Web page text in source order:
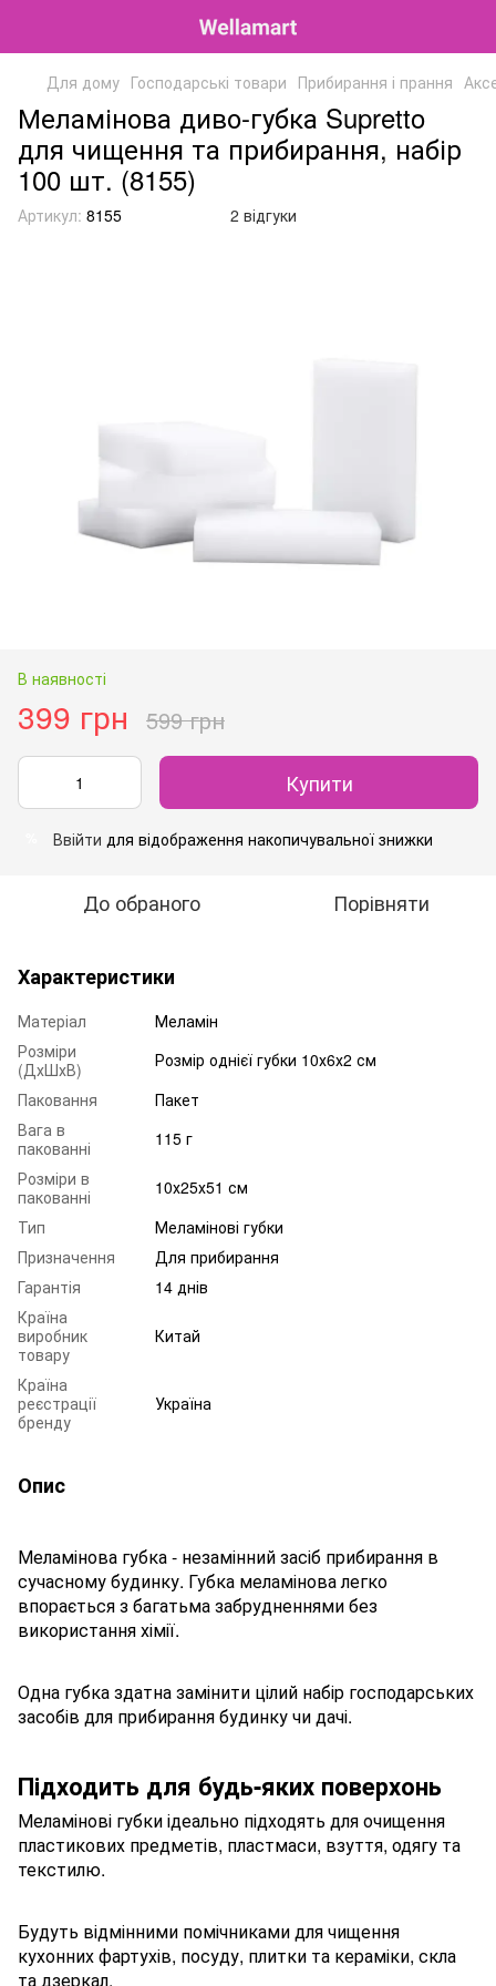
Для дому Господарські товари Прибирання і прання
Меламінова диво-губка Supretto
для чищення та прибирання, набір
100 шт. (8155)
Артикул: 8155 2 відгуки
В наявності
399 грн 599 грн
Купити
Ввійти для відображення накопичувальної знижки
До обраного Порівняти
Характеристики
Матеріал
Меламін
Розміри
(ДхШхВ)
Розмір однієї губки 10х6х2 см
Паковання
Пакет
Вага в
пакованні
115 г
Розміри в
пакованні
10х25х51 см
Тип
Меламінові губки
Призначення
Для прибирання
Гарантія
14 днів
Країна
виробник
товару
Китай
Країна
реєстрації
бренду
Україна
Опис
Меламінова губка - незамінний засіб прибирання в
сучасному будинку. Губка меламінова легко
впорається з багатьма забрудненнями без
використання хімії.
Одна губка здатна замінити цілий набір господарських
засобів для прибирання будинку чи дачі.
Підходить для будь-яких поверхонь
Меламінові губки ідеально підходять для очищення
пластикових предметів, пластмаси, взуття, одягу та
текстилю.
Будуть відмінними помічниками для чищення
кухонних фартухів, посуду, плитки та кераміки, скла
та дзеркал.